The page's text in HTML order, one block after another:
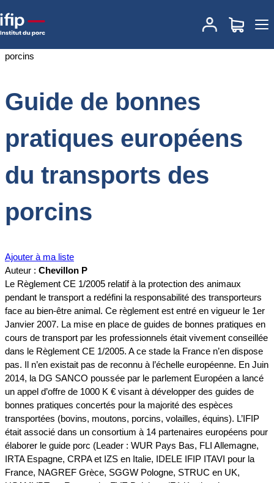
Accueil
Guide de bonnes pratiques européens du
transports des porcins
Guide de bonnes
pratiques européens
du transports des
porcins
Ajouter à ma liste
Auteur : Chevillon P
Le Règlement CE 1/2005 relatif à la protection des animaux
pendant le transport a redéfini la responsabilité des transporteurs
face au bien-être animal. Ce règlement est entré en vigueur le 1er
Janvier 2007. La mise en place de guides de bonnes pratiques en
cours de transport par les professionnels était vivement conseillée
dans le Règlement CE 1/2005. A ce stade la France n’en dispose
pas. Il n’en existait pas de reconnu à l’échelle européenne. En Juin
2014, la DG SANCO poussée par le parlement Européen a lancé
un appel d’offre de 1000 K € visant à développer des guides de
bonnes pratiques concertés pour la majorité des espèces
transportées (bovins, moutons, porcins, volailles, équins). L’IFIP
était associé dans un consortium à 14 partenaires européens pour
élaborer le guide porc (Leader : WUR Pays Bas, FLI Allemagne,
IRTA Espagne, CRPA et IZS en Italie, IDELE IFIP ITAVI pour la
France, NAGREF Grèce, SGGW Pologne, STRUC en UK,